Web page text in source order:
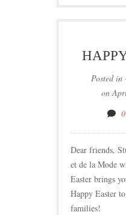
Posted in
on
Dear friends,
et de la Mode
Easter brings
Happy Easter
families!